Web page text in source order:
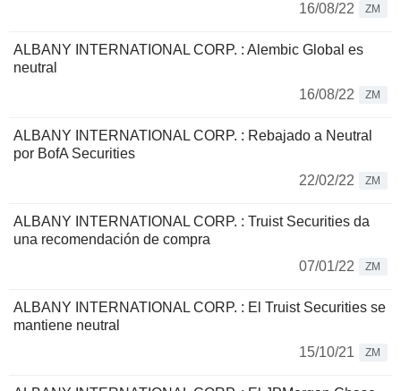
16/08/22
ZM
ALBANY INTERNATIONAL CORP. : Alembic Global es
neutral
16/08/22
ZM
ALBANY INTERNATIONAL CORP. : Rebajado a Neutral
por BofA Securities
22/02/22
ZM
ALBANY INTERNATIONAL CORP. : Truist Securities da
una recomendación de compra
07/01/22
ZM
ALBANY INTERNATIONAL CORP. : El Truist Securities se
mantiene neutral
15/10/21
ZM